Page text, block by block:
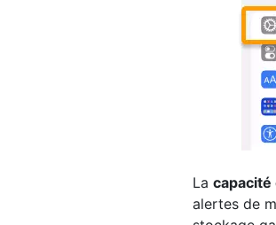
La capacité
alertes de